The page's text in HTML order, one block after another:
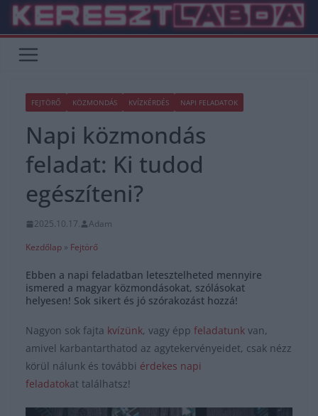
Skip
content
FEJTÖRŐ KÖZMONDÁS KVÍZKÉRDÉS NAPI FELADATOK
Napi közmondás
feladat: Ki tudod
egészíteni?
2025.10.17.
Adam
Kezdőlap » Fejtörő
Ebben a napi feladatban letesztelheted mennyire
ismered a magyar közmondásokat, szólásokat
helyesen! Sok sikert és jó szórakozást hozzá!
Nagyon sok fajta kvízünk, vagy épp feladatunk van,
amivel karbantarthatod az agytekervényeidet, csak nézz
körül nálunk és további érdekes napi
feladatokat találhatsz!